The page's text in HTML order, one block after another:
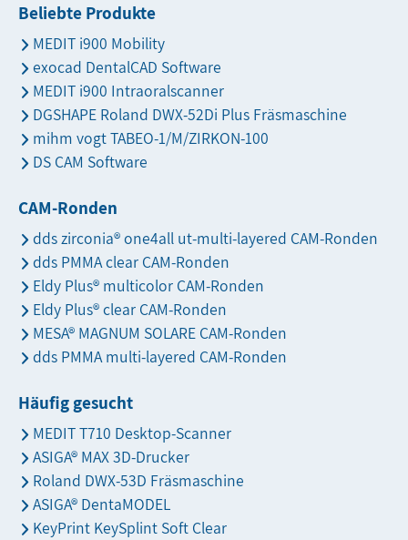
Beliebte Produkte
MEDIT i900 Mobility
exocad DentalCAD Software
MEDIT i900 Intraoralscanner
DGSHAPE Roland DWX-52Di Plus Fräsmaschine
mihm vogt TABEO-1/M/ZIRKON-100
DS CAM Software
CAM-Ronden
dds zirconia® one4all ut-multi-layered CAM-Ronden
dds PMMA clear CAM-Ronden
Eldy Plus® multicolor CAM-Ronden
Eldy Plus® clear CAM-Ronden
MESA® MAGNUM SOLARE CAM-Ronden
dds PMMA multi-layered CAM-Ronden
Häufig gesucht
MEDIT T710 Desktop-Scanner
ASIGA® MAX 3D-Drucker
Roland DWX-53D Fräsmaschine
ASIGA® DentaMODEL
KeyPrint KeySplint Soft Clear